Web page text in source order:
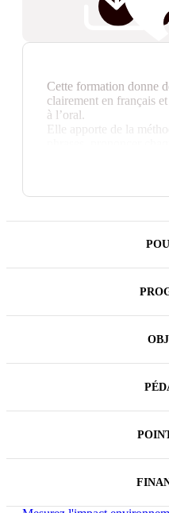
Cette formation donne
clairement en français
à l’oral.
Elle apporte de la
faire les liaisons
l’aide d’exercices
langage et l’améliorer.